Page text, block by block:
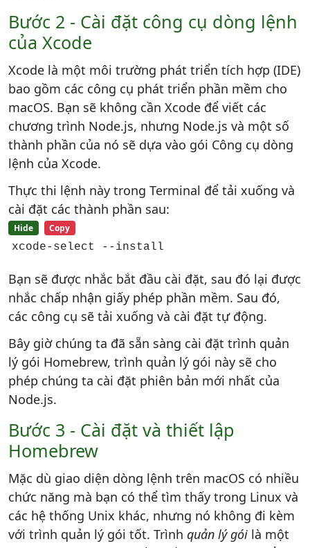
Bước 2 - Cài đặt công cụ dòng lệnh
của Xcode
Xcode là một môi trường phát triển tích hợp (IDE)
bao gồm các công cụ phát triển phần mềm cho
macOS. Bạn sẽ không cần Xcode để viết các
chương trình Node.js, nhưng Node.js và một số
thành phần của nó sẽ dựa vào gói Công cụ dòng
lệnh của Xcode.
Thực thi lệnh này trong Terminal để tải xuống và
cài đặt các thành phần sau:
Hide Copy
xcode-select --install
Bạn sẽ được nhắc bắt đầu cài đặt, sau đó lại được
nhắc chấp nhận giấy phép phần mềm. Sau đó,
các công cụ sẽ tải xuống và cài đặt tự động.
Bây giờ chúng ta đã sẵn sàng cài đặt trình quản
lý gói Homebrew, trình quản lý gói này sẽ cho
phép chúng ta cài đặt phiên bản mới nhất của
Node.js.
Bước 3 - Cài đặt và thiết lập
Homebrew
Mặc dù giao diện dòng lệnh trên macOS có nhiều
chức năng mà bạn có thể tìm thấy trong Linux và
các hệ thống Unix khác, nhưng nó không đi kèm
với trình quản lý gói tốt. Trình quản lý gói là một